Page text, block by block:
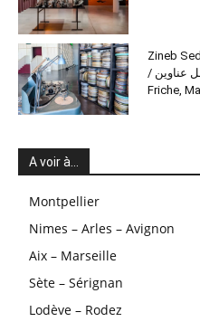
Zineb
/ الأحلام لا تحمل عناوين au Panorama de la
Friche,
A voir à…
Montpellier
Nimes – Arles – Avignon
Aix – Marseille
Sète – Sérignan
Lodève – Rodez